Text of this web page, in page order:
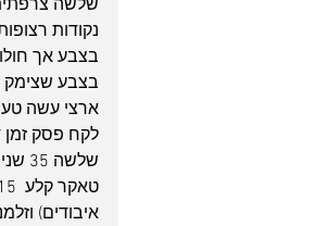
לקח פסק
שלשה 35 שניות לסיום אך זה היה מעט מדי ומאוחר מדי, 76:70 לנאנטר בסיום.
איבודים) וזלמנסון (7 ריבאונדים) 7 כ"א, אדאמס 6 (4 איבודים),